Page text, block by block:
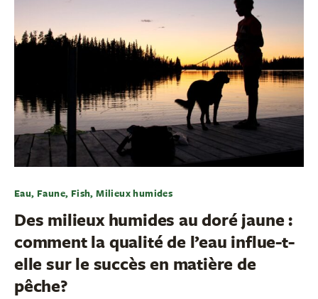
Eau, Faune, Fish, Milieux humides
Des milieux humides au doré jaune :
comment la qualité de l’eau influe-t-
elle sur le succès en matière de
pêche?